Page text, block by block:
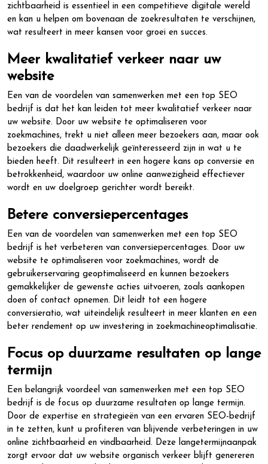
zichtbaarheid is essentieel in een competitieve digitale wereld
en kan u helpen om bovenaan de zoekresultaten te verschijnen,
wat resulteert in meer kansen voor groei en succes.
Meer kwalitatief verkeer naar uw
website
Een van de voordelen van samenwerken met een top SEO
bedrijf is dat het kan leiden tot meer kwalitatief verkeer naar
uw website. Door uw website te optimaliseren voor
zoekmachines, trekt u niet alleen meer bezoekers aan, maar ook
bezoekers die daadwerkelijk geïnteresseerd zijn in wat u te
bieden heeft. Dit resulteert in een hogere kans op conversie en
betrokkenheid, waardoor uw online aanwezigheid effectiever
wordt en uw doelgroep gerichter wordt bereikt.
Betere conversiepercentages
Een van de voordelen van samenwerken met een top SEO
bedrijf is het verbeteren van conversiepercentages. Door uw
website te optimaliseren voor zoekmachines, wordt de
gebruikerservaring geoptimaliseerd en kunnen bezoekers
gemakkelijker de gewenste acties uitvoeren, zoals aankopen
doen of contact opnemen. Dit leidt tot een hogere
conversieratio, wat uiteindelijk resulteert in meer klanten en een
beter rendement op uw investering in zoekmachineoptimalisatie.
Focus op duurzame resultaten op lange
termijn
Een belangrijk voordeel van samenwerken met een top SEO
bedrijf is de focus op duurzame resultaten op lange termijn.
Door de expertise en strategieën van een ervaren SEO-bedrijf
in te zetten, kunt u profiteren van blijvende verbeteringen in uw
online zichtbaarheid en vindbaarheid. Deze langetermijnaanpak
zorgt ervoor dat uw website organisch verkeer blijft genereren